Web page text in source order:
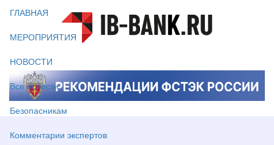
ГЛАВНАЯ
МЕРОПРИЯТИЯ
НОВОСТИ
Все новости
Безопасникам
Комментарии экспертов